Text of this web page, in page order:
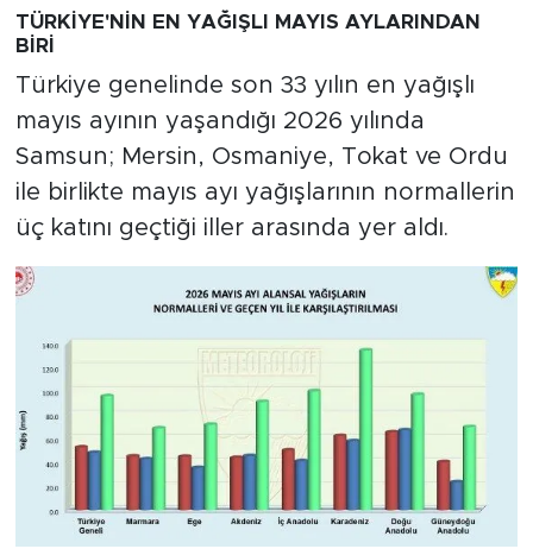
TÜRKİYE'NİN EN YAĞIŞLI MAYIS AYLARINDAN
BİRİ
Türkiye genelinde son 33 yılın en yağışlı
mayıs ayının yaşandığı 2026 yılında
Samsun; Mersin, Osmaniye, Tokat ve Ordu
ile birlikte mayıs ayı yağışlarının normallerin
üç katını geçtiği iller arasında yer aldı.